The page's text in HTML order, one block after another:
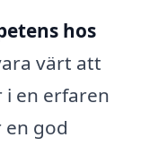
hos
värt att
i en erfaren
en god